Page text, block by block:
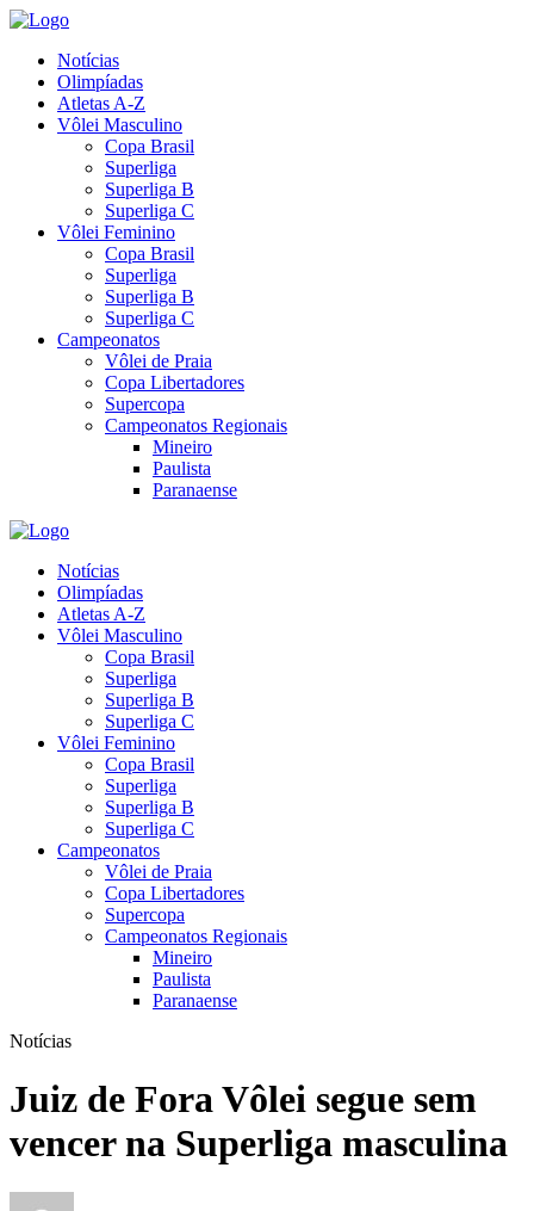
Notícias
Olimpíadas
Atletas A-Z
Vôlei Masculino
Copa Brasil
Superliga
Superliga B
Superliga C
Vôlei Feminino
Copa Brasil
Superliga
Superliga B
Superliga C
Campeonatos
Vôlei de Praia
Copa Libertadores
Supercopa
Campeonatos Regionais
Mineiro
Paulista
Paranaense
Notícias
Olimpíadas
Atletas A-Z
Vôlei Masculino
Copa Brasil
Superliga
Superliga B
Superliga C
Vôlei Feminino
Copa Brasil
Superliga
Superliga B
Superliga C
Campeonatos
Vôlei de Praia
Copa Libertadores
Supercopa
Campeonatos Regionais
Mineiro
Paulista
Paranaense
Notícias
Juiz de Fora Vôlei segue sem
vencer na Superliga masculina